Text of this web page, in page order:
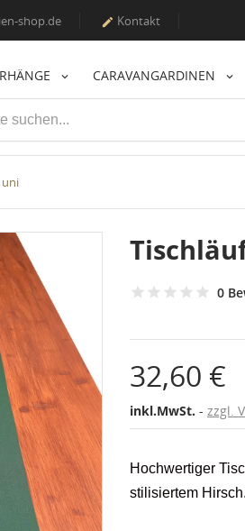
shop.de  Kontakt
CARAVANGARDINEN
uni
0
32,60 €
inkl.MwSt. zzgl.
Hochwertiger
stilisiertem Hirsch.